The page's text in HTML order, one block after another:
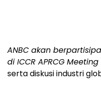
ANBC akan
di ICCR APRCG
serta diskusi industri